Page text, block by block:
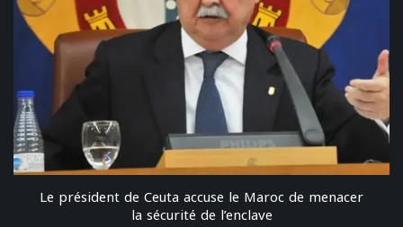
Le président de Ceuta accuse le Maroc de menacer
la sécurité de l’enclave